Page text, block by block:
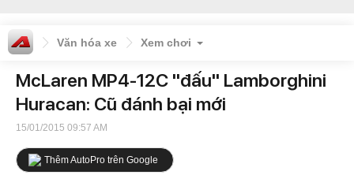
Văn hóa xe Xem chơi
McLaren MP4-12C "đấu" Lamborghini
Huracan: Cũ đánh bại mới
15/01/2015 09:57 AM
Thêm AutoPro trên Google